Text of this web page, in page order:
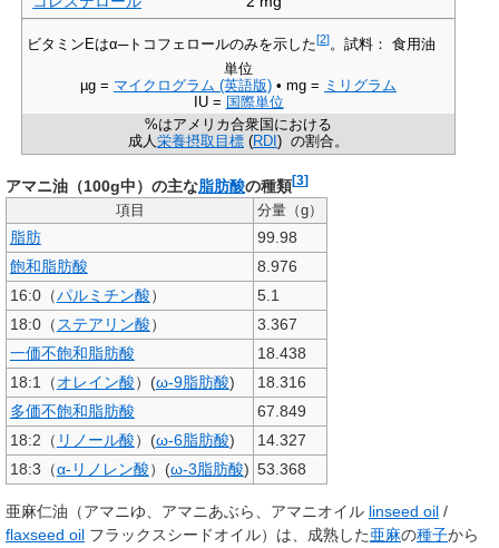
ビタミンEはα─トコフェロールのみを示した[2]。試料： 食用油
単位
µg = マイクログラム (英語版) • mg = ミリグラム
IU = 国際単位
%はアメリカ合衆国における
成人 栄養摂取目標 (RDI ) の割合。
アマニ油（100g中）の主な脂肪酸の種類[3]
項目 分量（g）
脂肪
99.98
飽和脂肪酸
8.976
16:0（パルミチン酸）
5.1
18:0（ステアリン酸）
3.367
一価不飽和脂肪酸
18.438
18:1（オレイン酸）(ω-9脂肪酸)
18.316
多価不飽和脂肪酸
67.849
18:2（ リノール酸）(ω-6脂肪酸)
14.327
18:3（α-リノレン酸）(ω-3脂肪酸) 53.368
亜麻仁油 （アマニゆ、アマニあぶら、アマニオイル linseed oil /
flaxseed oil フラックスシードオイル）は、成熟した亜麻の種子から